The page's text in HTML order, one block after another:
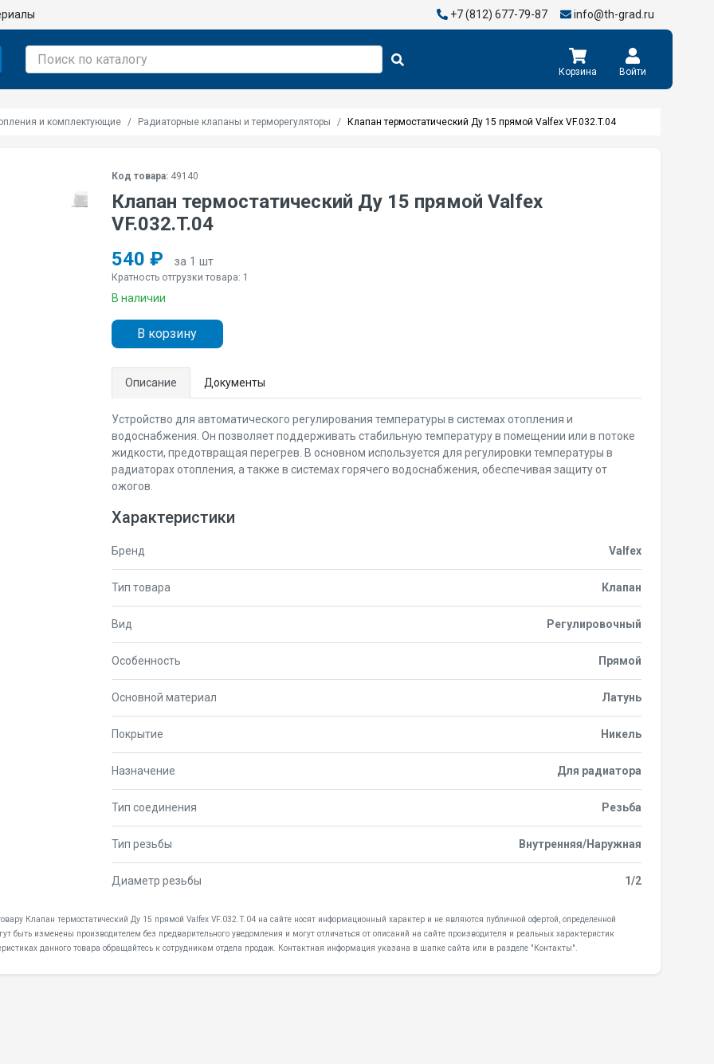
+7 (812) 677-79-87 info@th-grad.ru
Корзина Войти
и комплектующие Радиаторные клапаны и терморегуляторы Клапан термостатический Ду 15 прямой Valfex VF.032.T.04
Код товара:49140
Клапан термостатический Ду 15 прямой Valfex
VF.032.T.04
540 ₽
за 1 шт
Кратность отгрузки товара: 1
В наличии
В корзину
Описание Документы
Устройство для автоматического регулирования температуры в системах отопления и
водоснабжения. Он позволяет поддерживать стабильную температуру в помещении или в потоке
жидкости, предотвращая перегрев. В основном используется для регулировки температуры в
радиаторах отопления, а также в системах горячего водоснабжения, обеспечивая защиту от
ожогов.
Характеристики
Бренд Valfex
Тип товара Клапан
Вид Регулировочный
Особенность Прямой
Основной материал Латунь
Покрытие Никель
Назначение Для радиатора
Тип соединения Резьба
Тип резьбы Внутренняя/Наружная
Диаметр резьбы 1/2
Клапан термостатический Ду 15 прямой Valfex VF.032.T.04 на сайте носят информационный характер и не являются публичной офертой, определенной
быть изменены производителем без предварительного уведомления и могут отличаться от описаний на сайте производителя и реальных характеристик
данного товара обращайтесь к сотрудникам отдела продаж. Контактная информация указана в шапке сайта или в разделе "Контакты".